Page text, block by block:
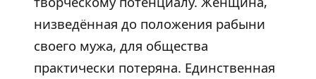
низведённая до положения рабыни
своего мужа, для общества
практически потеряна. Единственная